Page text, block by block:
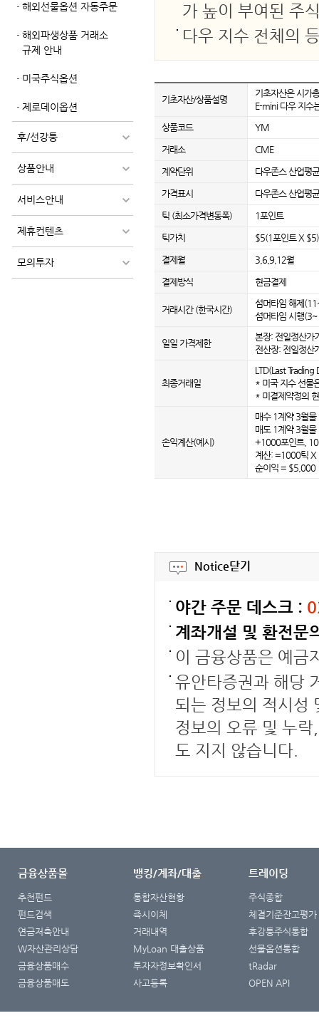
해외선물옵션 자동주문
해외파생상품 거래소
규제 안내
미국주식옵션
제로데이옵션
후/선강퉁
상품안내
서비스안내
제휴컨텐츠
모의투자
가 높이 부여된 주
다우 지수 전체의
기초자산/상품설명
기초자산은 시가
E-mini 다우 지수
상품코드
YM
거래소 CME
계약단위 다우존스 산업평
가격표시 다우존스 산업평
틱 (최소가격변동폭) 1포인트
틱가치 $5(1포인트 X $5)
결제월 3,6,9,12월
결제방식 현금결제
거래시간 (한국시간)
섬머타임 해제
섬머타임 시행
일일 가격제한
본장: 전일정산
전산장: 전일정
최종거래일
LTD(Last Trading
* 미국 지수 선물
* 미결제약정의
손익계산(예시)
매수 1계약 3월
매도 1계약 3월
+1000포인트,
계산: =1000틱
순이익 = $5,000
Notice닫기
야간 주문 데스크 :
계좌개설 및 환전문
이 금융상품은 예금
유안타증권과 해당
되는 정보의 적시성
정보의 오류 및 누
도 지지 않습니다.
금융상품몰
추천펀드
펀드검색
연금저축안내
W자산관리상담
금융상품매수
금융상품매도
뱅킹/계좌/대출
통합자산현황
즉시이체
거래내역
MyLoan 대출상품
투자자정보확인서
사고등록
트레이딩
주식종합
체결기준잔고평가
후강퉁주식통합
선물옵션통합
tRadar
OPEN API